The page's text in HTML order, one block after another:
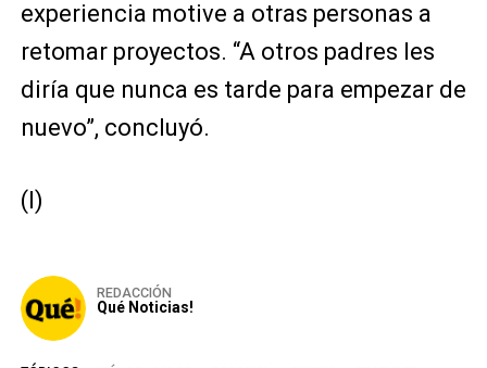
experiencia motive a otras personas a
retomar proyectos. “A otros padres les
diría que nunca es tarde para empezar de
nuevo”, concluyó.
(I)
REDACCIÓN
Qué Noticias!